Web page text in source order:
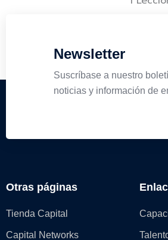
Newsletter
Suscríbase a nuestro
noticias y información de
Otras páginas
Tienda Capital
Capital Networks